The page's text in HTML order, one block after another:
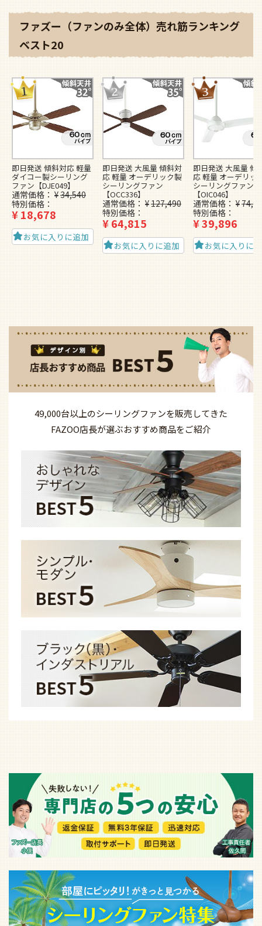
ファズー（ファンのみ全体）売れ筋ランキング
ベスト20
即日発送 傾斜対応 軽量
ダイコー製シーリング
ファン【DJE049】
通常価格 ¥34,540
特別価格
¥18,678
お気に入りに追加
即日発送 大風量 傾斜対
応 軽量 オーデリック製
シーリングファン
【OCC336】
通常価格 ¥127,490
特別価格
¥64,815
お気に入りに追加
即日発送 大風量 傾
応 軽量 オーデリッ
シーリングファン
【OIC046】
通常価格 ¥
特別価格
¥39,896
お気に入りに
49,000台以上のシーリングファンを販売してきた
FAZOO店長が選ぶおすすめ商品をご紹介